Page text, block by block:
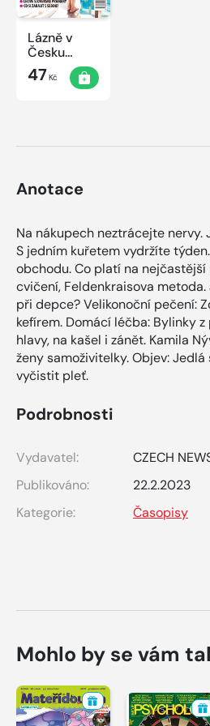
Lázně v
Česku
2020
47 Kč
Anotace
Na nákupech neztrácejte nervy.
S jedním kuřetem vydržíte
obchodu. Co platí na nejčastější
cvičení, Feldenkraisova
při depce? Velikonoční pečení:
kefírem. Domácí léčba: Bylinky
hlavy, na kašel i zánět. Kamila
ženy samoživitelky. Objev:
vyčistit pleť.
Podrobnosti
Vydavatel:
CZECH
Publikováno:
22.2.2023
Kategorie:
Časopisy
Mohlo by se vám